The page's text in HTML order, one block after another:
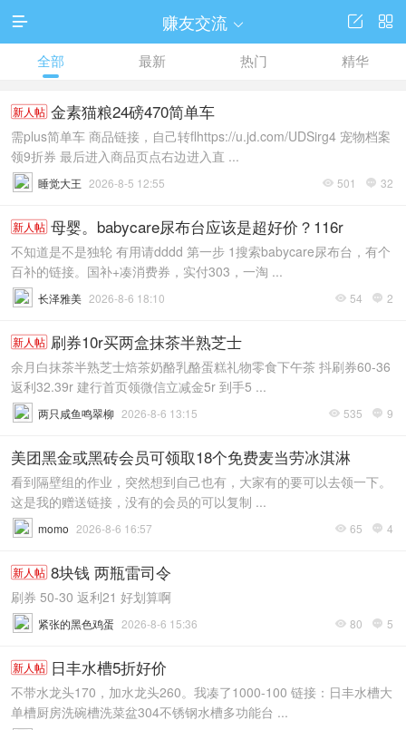
 赚友交流  

全部 最新 热门 精华
新人帖 金素猫粮24磅470简单车
需plus简单车 商品链接，自己转flhttps://u.jd.com/UDSirg4 宠物档案
领9折券 最后进入商品页点右边进入直 ...
 501  32
睡觉大王 2026-8-5 12:55
新人帖 母婴。babycare尿布台应该是超好价？116r
不知道是不是独轮 有用请dddd 第一步 1搜索babycare尿布台，有个
百补的链接。国补+凑消费券，实付303，一淘 ...
 54  2
长泽雅美 2026-8-6 18:10
新人帖 刷券10r买两盒抹茶半熟芝士
余月白抹茶半熟芝士焙茶奶酪乳酪蛋糕礼物零食下午茶 抖刷券60-36
返利32.39r 建行首页领微信立减金5r 到手5 ...
 535  9
两只咸鱼鸣翠柳 2026-8-6 13:15
美团黑金或黑砖会员可领取18个免费麦当劳冰淇淋
看到隔壁组的作业，突然想到自己也有，大家有的要可以去领一下。
这是我的赠送链接，没有的会员的可以复制 ...
 65  4
momo 2026-8-6 16:57
新人帖 8块钱 两瓶雷司令
刷券 50-30 返利21 好划算啊
 80  5
紧张的黑色鸡蛋 2026-8-6 15:36
新人帖 日丰水槽5折好价
不带水龙头170，加水龙头260。我凑了1000-100 链接：日丰水槽大
单槽厨房洗碗槽洗菜盆304不锈钢水槽多功能台 ...